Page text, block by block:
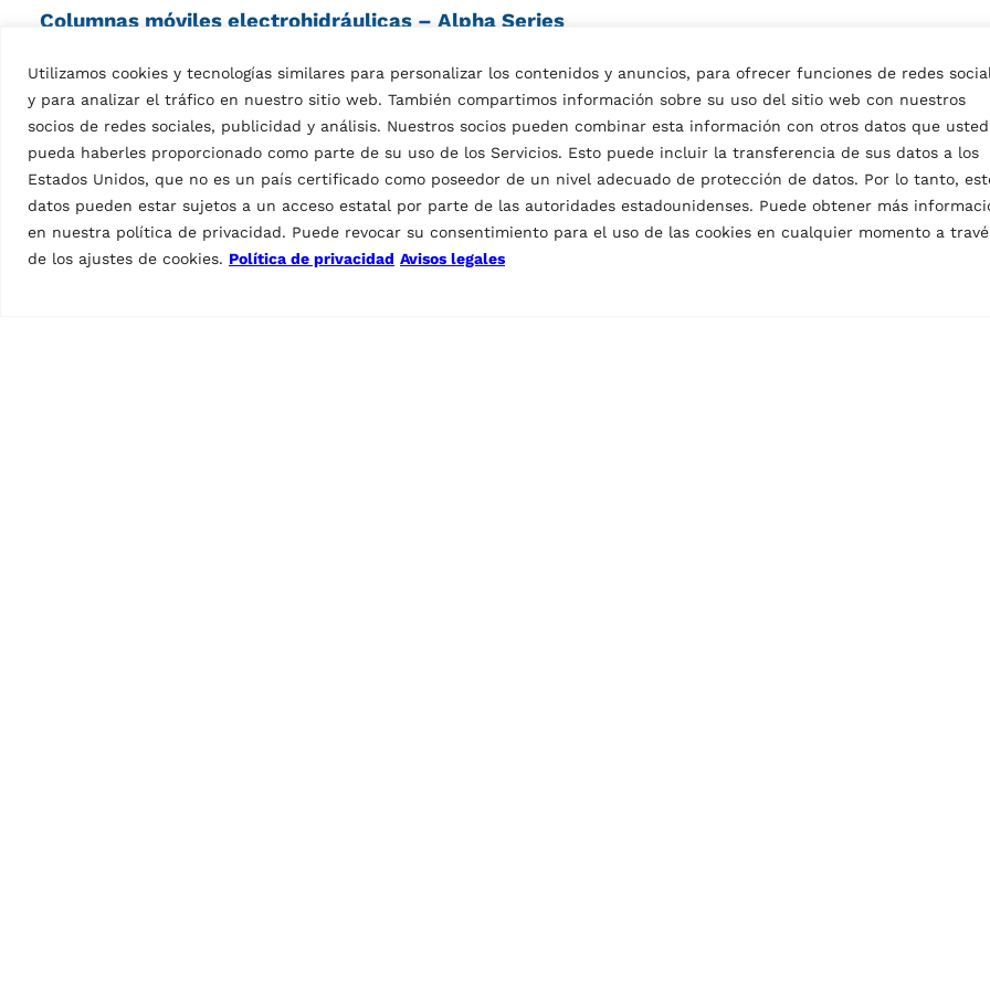
Utilizamos cookies y tecnologías similares para personalizar los contenidos y anuncios, para ofrecer funciones de redes
y para analizar el tráfico en nuestro sitio web. También compartimos información sobre su uso del sitio web con nuestros
socios de redes sociales, publicidad y análisis. Nuestros socios pueden combinar esta información con otros datos que usted
pueda haberles proporcionado como parte de su uso de los Servicios. Esto puede incluir la transferencia de sus datos a los
Estados Unidos, que no es un país certificado como poseedor de un nivel adecuado de protección de datos. Por lo tanto,
datos pueden estar sujetos a un acceso estatal por parte de las autoridades estadounidenses. Puede obtener más
en nuestra política de privacidad. Puede revocar su consentimiento para el uso de las cookies en cualquier momento a
de los ajustes de cookies. Política de privacidad Avisos legales
Columnas móviles electrohidráulicas – Alpha Series
Presentada en septiembre en Fráncfort, la nueva serie de columnas móviles de la marca Ravaglioli se lanza
robustez y fiabilidad que siempre han distinguido a la marca se plasman en un nuevo concepto de diseño y
La estructura de la columna es compacta y extremadamente móvil gracias al carro hidráulico. Cada
LED que muestra el funcionamiento de la columna en tiempo real. Toda la información sobre el estado de la
es la mayor novedad, la App.
Además de gestionar las columnas, la aplicación permite configurarlas de forma segura, fácil y rápida.